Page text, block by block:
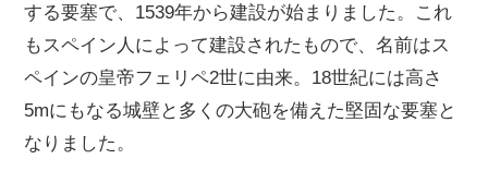
する要塞で、1539年から建設が始まりました。これ
もスペイン人によって建設されたもので、名前はス
ペインの皇帝フェリペ2世に由来。18世紀には高さ
5mにもなる城壁と多くの大砲を備えた堅固な要塞と
なりました。